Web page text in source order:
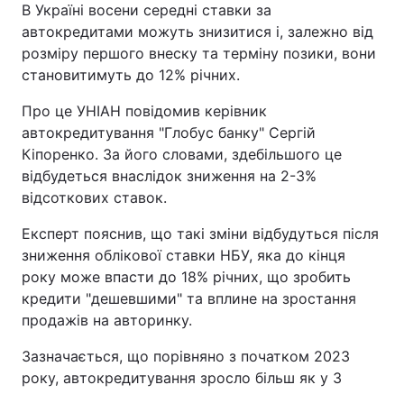
В Україні восени середні ставки за
автокредитами можуть знизитися і, залежно від
розміру першого внеску та терміну позики, вони
становитимуть до 12% річних.
Про це УНІАН повідомив керівник
автокредитування "Глобус банку" Сергій
Кіпоренко. За його словами, здебільшого це
відбудеться внаслідок зниження на 2-3%
відсоткових ставок.
Експерт пояснив, що такі зміни відбудуться після
зниження облікової ставки НБУ, яка до кінця
року може впасти до 18% річних, що зробить
кредити "дешевшими" та вплине на зростання
продажів на авторинку.
Зазначається, що порівняно з початком 2023
року, автокредитування зросло більш як у 3